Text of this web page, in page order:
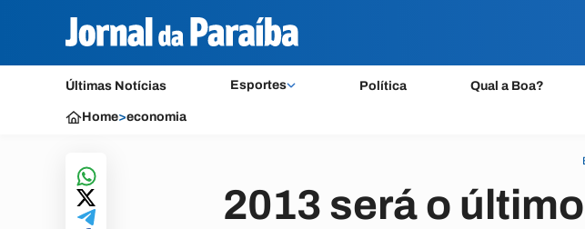
Últimas Notícias Esportes Política Qual a Boa?
Home>economia
2013 será o